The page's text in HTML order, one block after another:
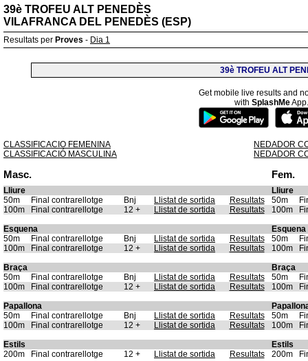
39è TROFEU ALT PENEDÈS
VILAFRANCA DEL PENEDÈS (ESP)
Resultats per Proves - Dia 1
39è TROFEU ALT
Get mobile live results and
with SplashMeApp.
CLASSIFICACIO FEMENINA
NEDADOR
CLASSIFICACIÓ MASCULINA
NEDADOR
Masc. Fem.
Lliure
Lliure
50m
Final contrarellotge Bnj Llistat de sortida Resultats 50m
100m
Final contrarellotge 12 + Llistat de sortida Resultats 100m
Esquena
Esquena
50m
Final contrarellotge Bnj Llistat de sortida Resultats 50m
100m
Final contrarellotge 12 + Llistat de sortida Resultats 100m
Braça
Braça
50m
Final contrarellotge Bnj Llistat de sortida Resultats 50m
100m
Final contrarellotge 12 + Llistat de sortida Resultats 100m
Papallona
50m
Final contrarellotge Bnj Llistat de sortida Resultats 50m
100m
Final contrarellotge 12 + Llistat de sortida Resultats 100m
Estils
Estils
200m
Final contrarellotge 12 + Llistat de sortida Resultats 200m